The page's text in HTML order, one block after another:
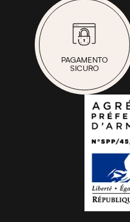
PAGAMENTO
SICURO